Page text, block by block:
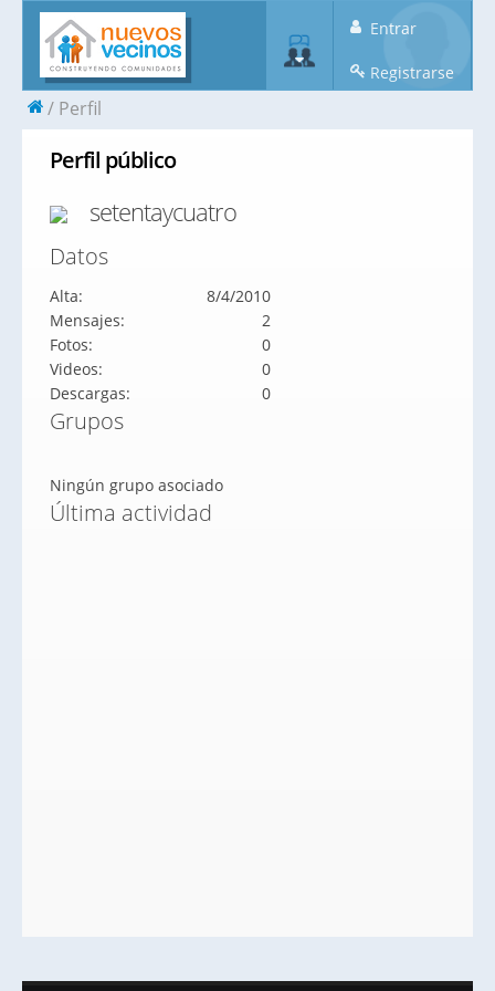
Entrar
Registrarse
Perfil
Perfil público
setentaycuatro
Datos
Alta:
8/4/2010
Mensajes:
2
Fotos:
0
Videos:
0
Descargas:
0
Grupos
Ningún grupo asociado
Última actividad